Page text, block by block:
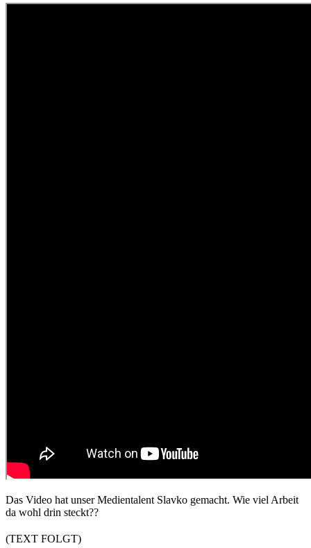
Das Video hat unser Medientalent Slavko gemacht. Wie viel Arbeit
da wohl drin steckt??
(TEXT FOLGT)